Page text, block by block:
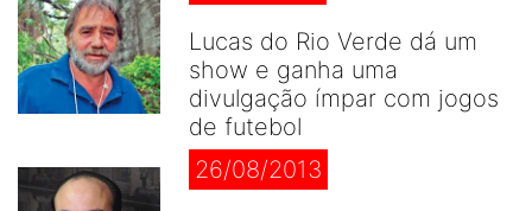
Lucas do Rio Verde dá um
show e ganha uma
divulgação ímpar com jogos
de futebol
26/08/2013